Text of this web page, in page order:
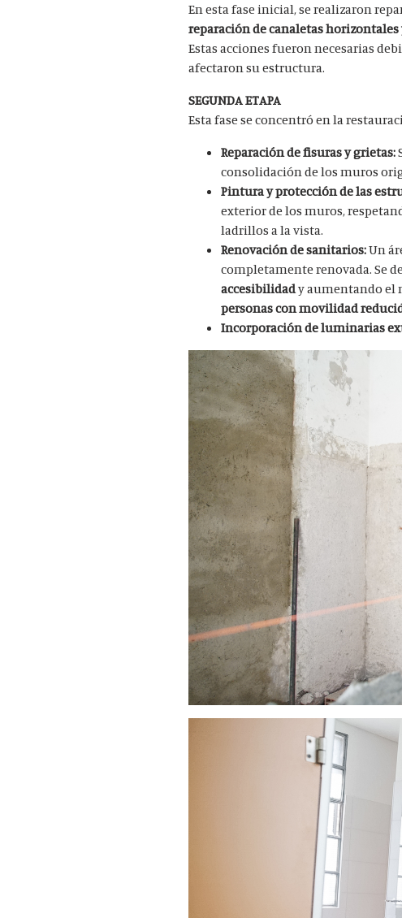
En esta fase inicial, se realizaron
reparación de canaletas horizontales
Estas acciones fueron necesarias
afectaron su estructura.
SEGUNDA ETAPA
Esta fase se concentró en la
Reparación de fisuras y grietas:
consolidación de los muros
Pintura y protección de las
exterior de los muros,
ladrillos a la vista.
Renovación de sanitarios:Un
completamente renovada. Se
accesibilidady aumentando el
personas con movilidad
Incorporación de luminarias